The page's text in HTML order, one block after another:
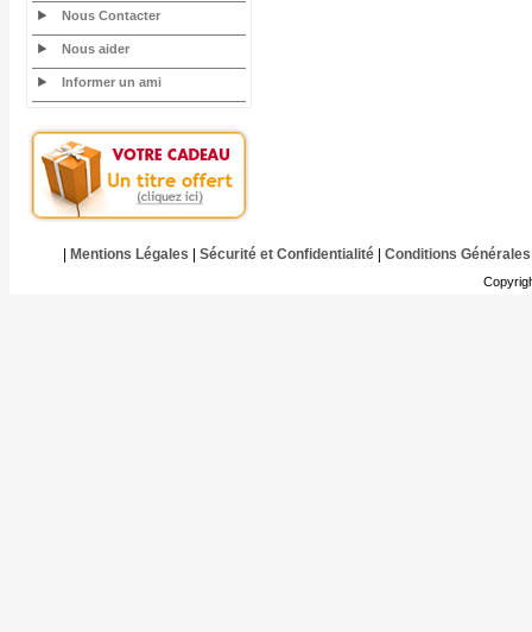
Nous Contacter
Nous aider
Informer un ami
Mentions Légales Sécurité et Confidentialité| Conditions Générales